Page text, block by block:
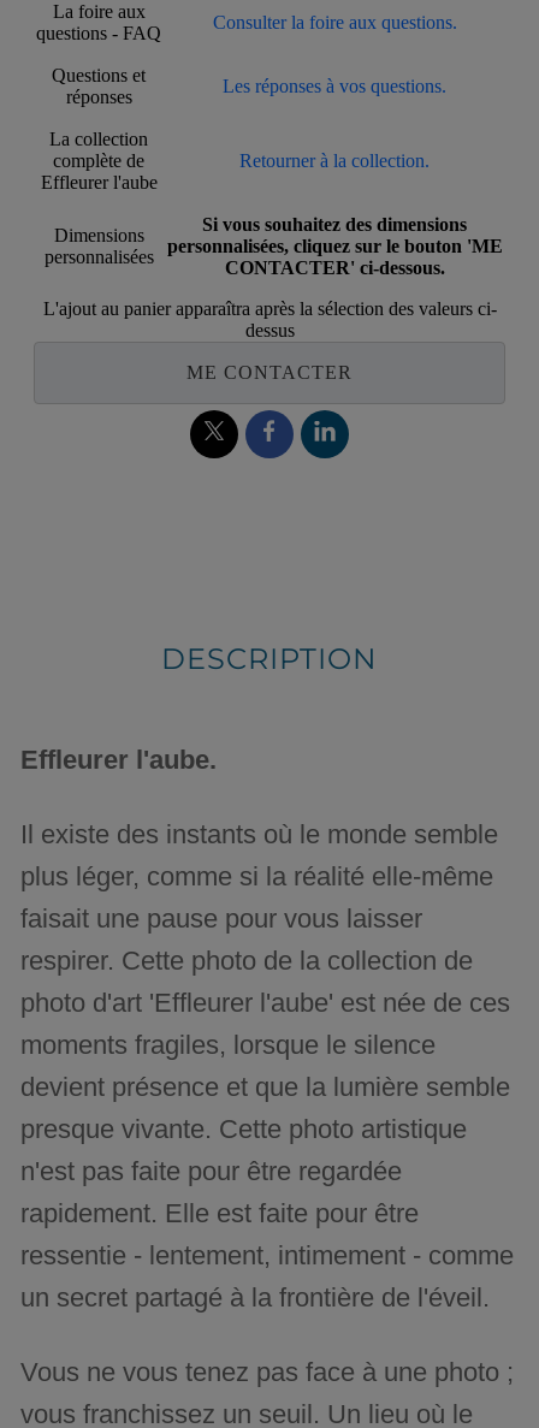
La foire aux
questions - FAQ
Consulter la foire aux questions.
Questions et
réponses
Les réponses à vos questions.
La collection
complète de
Effleurer l'aube
Retourner à la collection.
Dimensions
personnalisées
Si vous souhaitez des dimensions
personnalisées, cliquez sur le bouton 'ME
CONTACTER' ci-dessous.
L'ajout au panier apparaîtra après la sélection des valeurs ci-
dessus
ME CONTACTER
DESCRIPTION
Effleurer l'aube.
Il existe des instants où le monde semble
plus léger, comme si la réalité elle-même
faisait une pause pour vous laisser
respirer. Cette photo de la collection de
photo d'art 'Effleurer l'aube' est née de ces
moments fragiles, lorsque le silence
devient présence et que la lumière semble
presque vivante. Cette photo artistique
n'est pas faite pour être regardée
rapidement. Elle est faite pour être
ressentie - lentement, intimement - comme
un secret partagé à la frontière de l'éveil.
Vous ne vous tenez pas face à une photo ;
vous franchissez un seuil. Un lieu où le